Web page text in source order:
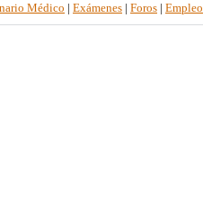
Médico | Exámenes | Foros | Empleo